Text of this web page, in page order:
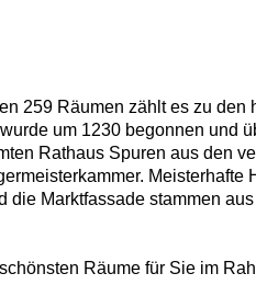
259 Räumen zählt es zu den
um 1230 begonnen und
Rathaus Spuren aus den
Meisterhafte
Marktfassade stammen
Räume für Sie im